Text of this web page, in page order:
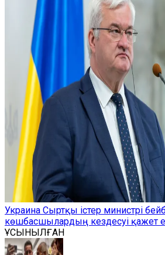
Украина Сыртқы істер министрі
көшбасшылардың кездесуі қажет
ҰСЫНЫЛҒАН